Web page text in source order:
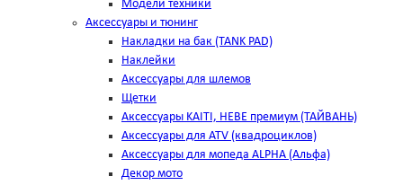
Модели техники
Аксессуары и тюнинг
Накладки на бак (TANK PAD)
Наклейки
Аксессуары для шлемов
Щетки
Аксессуары KAITI, HEBE премиум (ТАЙВАНЬ)
Аксессуары для ATV (квадроциклов)
Аксессуары для мопеда ALPHA (Альфа)
Декор мото